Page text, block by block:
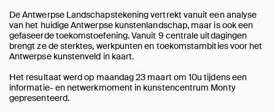
De Antwerpse Landschapstekening vertrekt vanuit een analyse
van het huidige Antwerpse kunstenlandschap, maar is ook een
gefaseerde toekomstoefening. Vanuit 9 centrale uitdagingen
brengt ze de sterktes, werkpunten en toekomstambities voor het
Antwerpse kunstenveld in kaart.
Het resultaat werd op maandag 23 maart om 10u tijdens een
informatie- en netwerkmoment in kunstencentrum Monty
gepresenteerd.